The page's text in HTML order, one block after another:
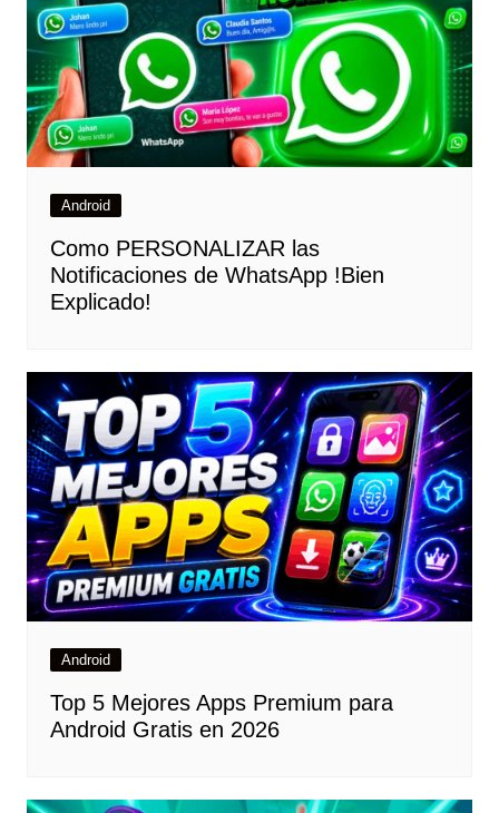
Android
Como PERSONALIZAR las
Notificaciones de WhatsApp !Bien
Explicado!
Android
Top 5 Mejores Apps Premium para
Android Gratis en 2026